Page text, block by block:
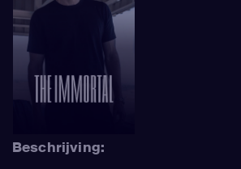
Beschrijving: